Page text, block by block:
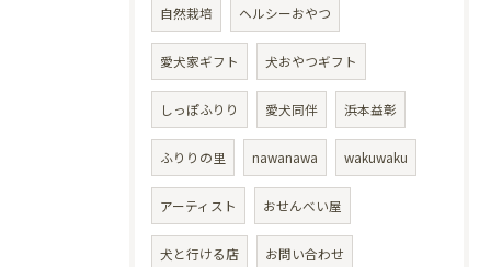
自然栽培 ヘルシーおやつ
愛犬家ギフト 犬おやつギフト
しっぽふりり 愛犬同伴 浜本益彰
ふりりの里 nawanawa wakuwaku
アーティスト おせんべい屋
犬と行ける店 お問い合わせ